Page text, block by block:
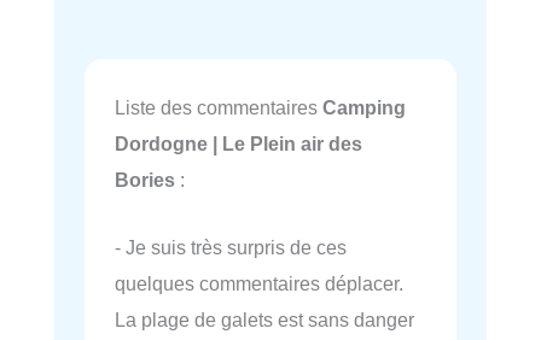
Liste des commentaires Camping
Dordogne | Le Plein air des
Bories :
- Je suis très surpris de ces
quelques commentaires déplacer.
La plage de galets est sans danger